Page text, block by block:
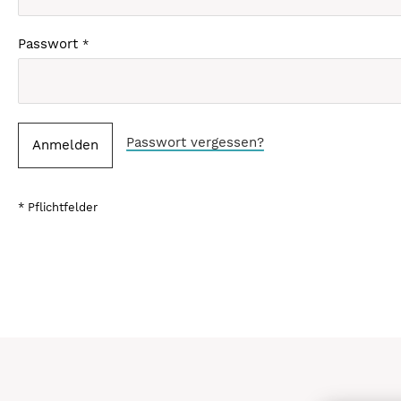
Passwort
Anmelden Passwort vergessen?